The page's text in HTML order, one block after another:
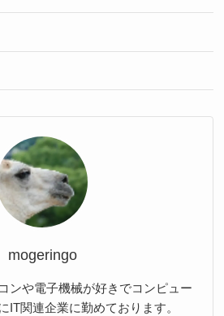
mogeringo
ンや電子機械が好きでコンピュー
IT関連企業に勤めております。